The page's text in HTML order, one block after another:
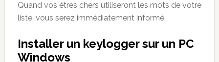
Quand vos êtres chers utiliseront les mots de votre
liste, vous serez immédiatement informé.
Installer un keylogger sur un PC
Windows